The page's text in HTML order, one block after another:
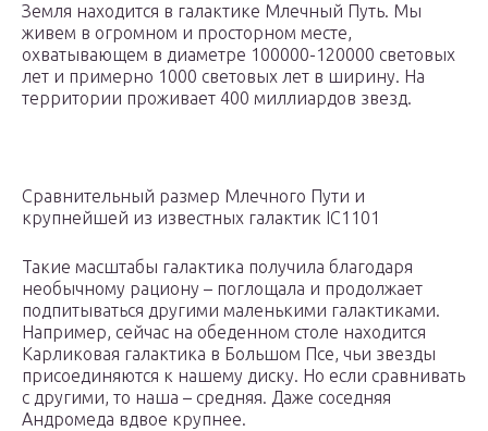
Земля находится в галактике Млечный Путь. Мы
живем в огромном и просторном месте,
охватывающем в диаметре 100000-120000 световых
лет и примерно 1000 световых лет в ширину. На
территории проживает 400 миллиардов звезд.
Сравнительный размер Млечного Пути и
крупнейшей из известных галактик IC1101
Такие масштабы галактика получила благодаря
необычному рациону – поглощала и продолжает
подпитываться другими маленькими галактиками.
Например, сейчас на обеденном столе находится
Карликовая галактика в Большом Псе, чьи звезды
присоединяются к нашему диску. Но если сравнивать
с другими, то наша – средняя. Даже соседняя
Андромеда вдвое крупнее.